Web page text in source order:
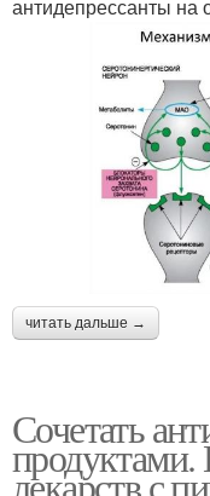
антидепрессанты на
читать дальше →
Сочетать
продуктами.